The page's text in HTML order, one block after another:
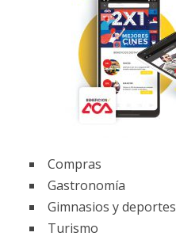
Compras
Gastronomía
Gimnasios y deportes
Turismo